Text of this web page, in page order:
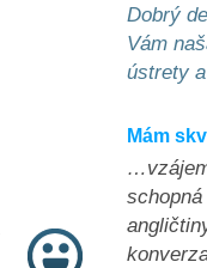
Dobrý
Vám
ústrety
Mám